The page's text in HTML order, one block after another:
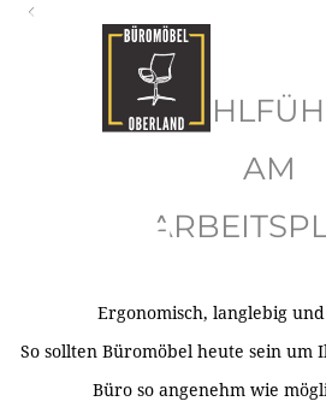
AM
Ergonomisch, langlebig
So sollten Büromöbel heute sein um
Büro so angenehm wie